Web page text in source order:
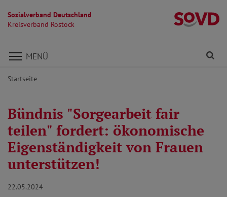
Sozialverband Deutschland
Kreisverband Rostock
Direkt zu den Inhalten springen
MENÜ
Startseite
Bündnis "Sorgearbeit fair
teilen" fordert: ökonomische
Eigenständigkeit von Frauen
unterstützen!
22.05.2024